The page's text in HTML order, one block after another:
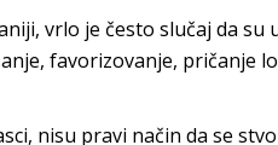
vrlo je često slučaj da su
favorizovanje, pričanje
nisu pravi način da se